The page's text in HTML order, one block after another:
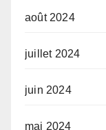
août 2024
juillet 2024
juin 2024
mai 2024